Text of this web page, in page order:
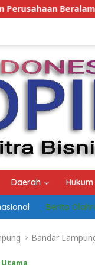
Pemenang
Daerah Hukum
Berita
Bandar